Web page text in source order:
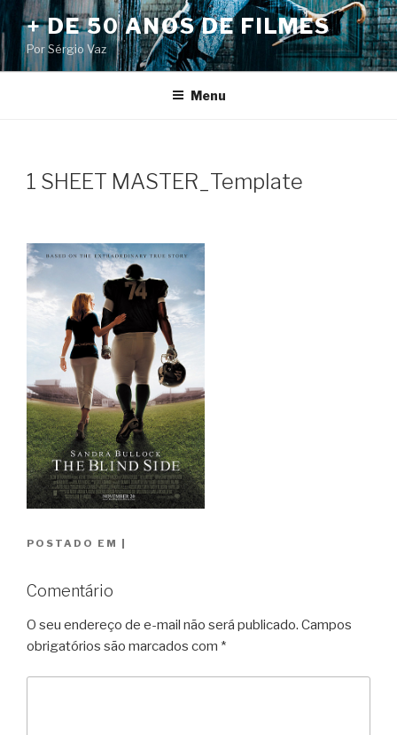
Pular
para
o
conteúdo
+ DE 50 ANOS DE FILMES
Por Sérgio Vaz
Menu
1 SHEET MASTER_Template
POSTADO EM |
Comentário
O seu endereço de e-mail não será publicado. Campos
obrigatórios são marcados com *